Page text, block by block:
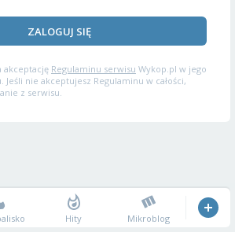
ZALOGUJ SIĘ
akceptację Regulaminu serwisu Wykop.pl w jego
nie akceptujesz Regulaminu w całości,
z serwisu.
Hity Mikroblog